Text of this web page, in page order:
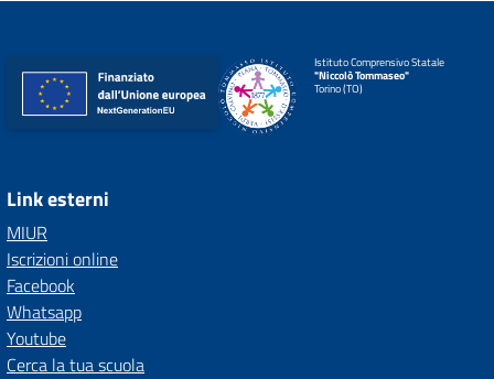
Istituto Comprensivo Statale
"Niccolò Tommaseo"
Torino (TO)
Link esterni
MIUR
Iscrizioni online
Facebook
Whatsapp
Youtube
Cerca la tua scuola